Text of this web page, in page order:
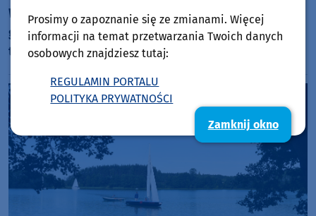
W ten weekend (7-9.08) Festiwal Lakie Łącze, w
gminie Lipnica. Trzy dni wydarzeń muzycznych w
trzech lokalizacjach
Prosimy o zapoznanie się ze zmianami. Więcej
informacji na temat przetwarzania Twoich danych
osobowych znajdziesz tutaj:
REGULAMIN PORTALU
POLITYKA PRYWATNOŚCI
Zamknij okno